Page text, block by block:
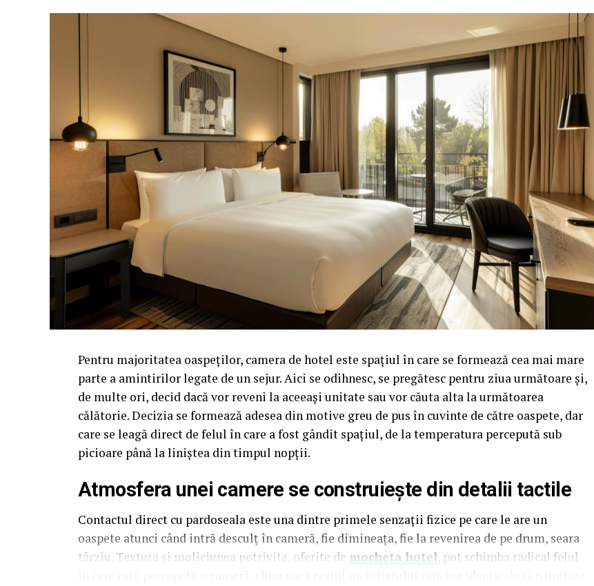
Pentru majoritatea oaspeților, camera de hotel este spațiul în care se formează cea mai mare
parte a amintirilor legate de un sejur. Aici se odihnesc, se pregătesc pentru ziua următoare și,
de multe ori, decid dacă vor reveni la aceeași unitate sau vor căuta alta la următoarea
călătorie. Decizia se formează adesea din motive greu de pus în cuvinte de către oaspete, dar
care se leagă direct de felul în care a fost gândit spațiul, de la temperatura percepută sub
picioare până la liniștea din timpul nopții.
Atmosfera unei camere se construiește din detalii tactile
Contactul direct cu pardoseala este una dintre primele senzații fizice pe care le are un
oaspete atunci când intră desculț în cameră, fie dimineața, fie la revenirea de pe drum, seara
târziu. Textura și moliciunea potrivite, oferite de mocheta hotel, pot schimba radical felul